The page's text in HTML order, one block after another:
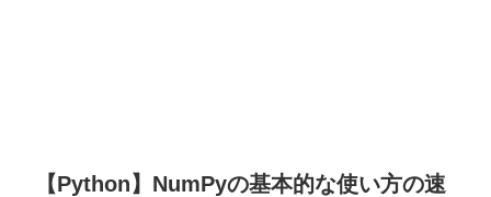
【Python】NumPyの基本的な使い方の速